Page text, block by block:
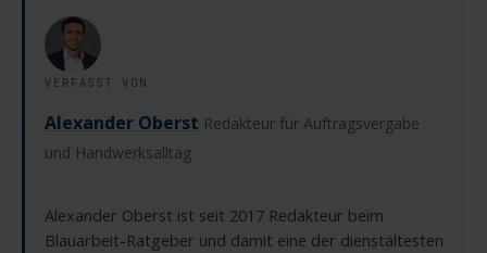
VERFASST VON
Alexander Oberst Redakteur für Auftragsvergabe
und Handwerksalltag
Alexander Oberst ist seit 2017 Redakteur beim
Blauarbeit-Ratgeber und damit eine der dienstältesten